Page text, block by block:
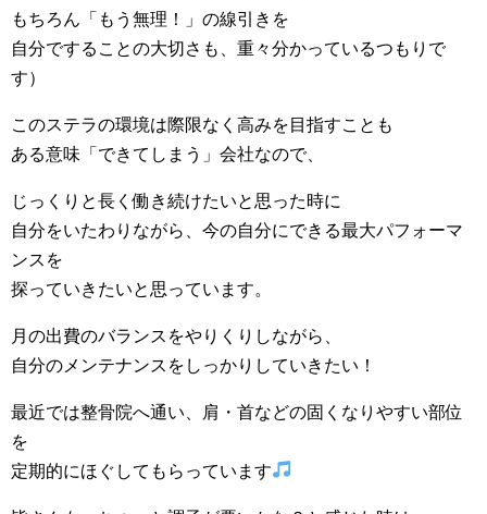
もちろん「もう無理！」の線引きを
自分ですることの大切さも、重々分かっているつもりで
す）
このステラの環境は際限なく高みを目指すことも
ある意味「できてしまう」会社なので、
じっくりと長く働き続けたいと思った時に
自分をいたわりながら、今の自分にできる最大パフォーマ
ンスを
探っていきたいと思っています。
月の出費のバランスをやりくりしながら、
自分のメンテナンスをしっかりしていきたい！
最近では整骨院へ通い、肩・首などの固くなりやすい部位
を
定期的にほぐしてもらっています